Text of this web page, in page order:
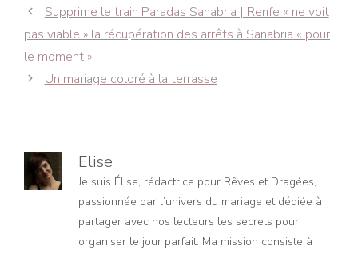
Navigation
des
articles
Supprime le train Paradas Sanabria | Renfe « ne voit
pas viable » la récupération des arrêts à Sanabria « pour
le moment »
Un mariage coloré à la terrasse
Elise
Je suis Élise, rédactrice pour Rêves et Dragées,
passionnée par l’univers du mariage et dédiée à
partager avec nos lecteurs les secrets pour
organiser le jour parfait. Ma mission consiste à